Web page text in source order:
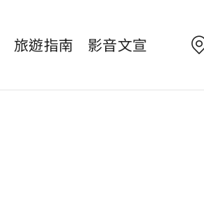
旅遊指南 影音文宣